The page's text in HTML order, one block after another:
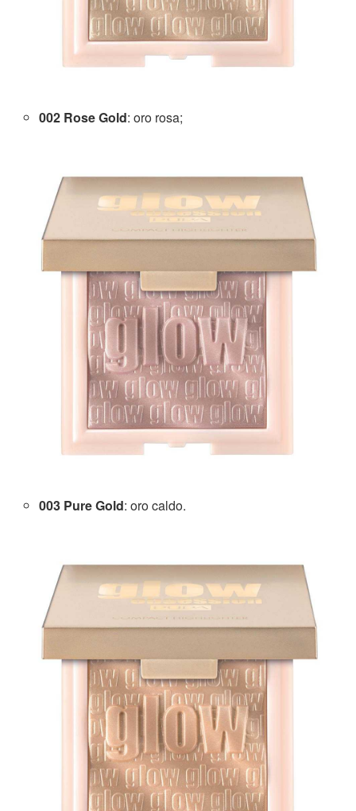
002 Rose Gold: oro rosa;
003 Pure Gold: oro caldo.